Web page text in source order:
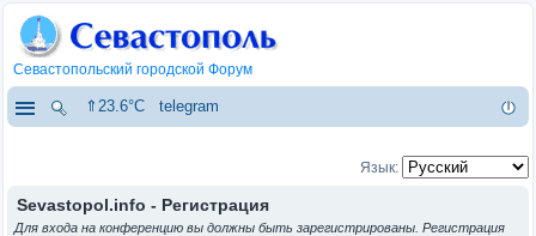
Севастопольский городской Форум
⇑23.6°C telegram
Язык:
Sevastopol.info - Регистрация
Для входа на конференцию вы должны быть зарегистрированы. Регистрация